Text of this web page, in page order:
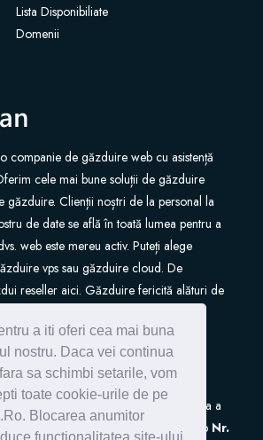
a iti oferi cea mai buna
nostru. Daca vei continua
sa schimbi setarile, vom
toate cookie-urile de pe
Blocarea anumitor
functionalitatea site-ului.
Domain
to Us
Lista Disponibiliate
Domenii
companie de găzduire web cu asistență
cele mai bune soluții de găzduire
găzduire. Clienții noștri de la personal la
de date se află în toată lumea pentru a
web este mereu activ. Puteți alege
vps sau găzduire cloud. De
reseller aici. Găzduire fericită alături de
este inscrisa in Registrul de Evidenta a
cu Caracter Personal (ANSPDCP) sub Nr.